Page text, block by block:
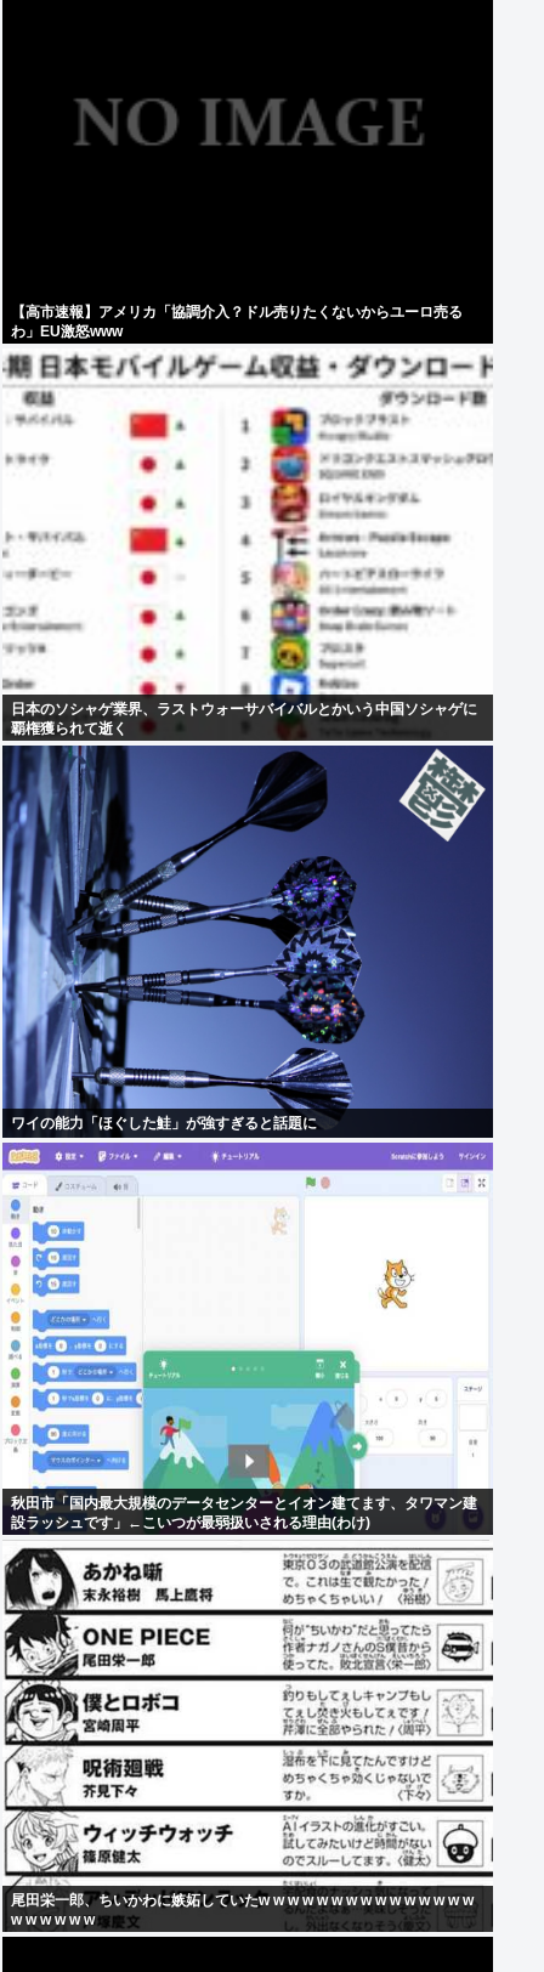
【高市速報】アメリカ「協調介入？ドル売りたくないからユーロ売る
わ」EU激怒www
日本のソシャゲ業界、ラストウォーサバイバルとかいう中国ソシャゲに
覇権獲られて逝く
ワイの能力「ほぐした鮭」が強すぎると話題に
秋田市「国内最大規模のデータセンターとイオン建てます、タワマン建
設ラッシュです」←こいつが最弱扱いされる理由(わけ)
尾田栄一郎、ちいかわに嫉妬していたw w w w w w w w w w w w w w w
w w w w w w